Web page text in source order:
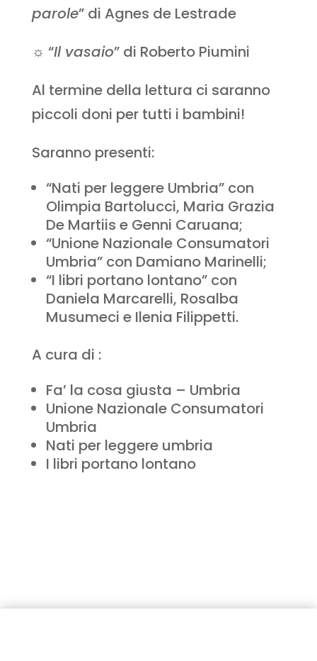
parole” di Agnes de Lestrade
☼ “Il vasaio” di Roberto Piumini
Al termine della lettura ci saranno
piccoli doni per tutti i bambini!
Saranno presenti:
“Nati per leggere Umbria” con
Olimpia Bartolucci, Maria Grazia
De Martiis e Genni Caruana;
“Unione Nazionale Consumatori
Umbria” con Damiano Marinelli;
“I libri portano lontano” con
Daniela Marcarelli, Rosalba
Musumeci e Ilenia Filippetti.
A cura di :
Fa’ la cosa giusta – Umbria
Unione Nazionale Consumatori
Umbria
Nati per leggere umbria
I libri portano lontano